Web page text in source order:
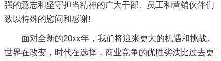
强的意志和坚守担当精神的广大干部、员工和营销伙伴们
致以特殊的慰问和感谢!
面对全新的20xx年，我们将迎来更大的机遇和挑战。
世界在改变，时代在选择，商业竞争的优胜劣汰比过去更